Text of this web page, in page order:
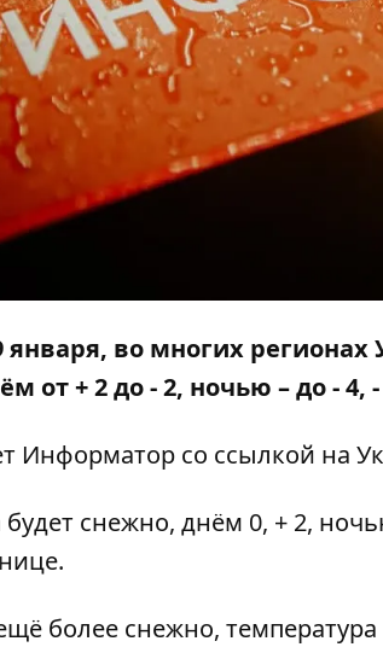
января, во многих
от + 2 до - 2, ночью – до - 4,
Информатор со ссылкой на
будет снежно, днём 0, + 2,
более снежно,